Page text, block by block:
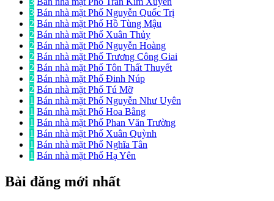
3 Bán nhà mặt Phố Nguyễn Quốc Trị
2 Bán nhà mặt Phố Hồ Tùng Mậu
2 Bán nhà mặt Phố Xuân Thủy
2 Bán nhà mặt Phố Nguyễn Hoàng
2 Bán nhà mặt Phố Trương Công Giai
2 Bán nhà mặt Phố Tôn Thất Thuyết
2 Bán nhà mặt Phố Đinh Núp
2 Bán nhà mặt Phố Tú Mỡ
1 Bán nhà mặt Phố Nguyễn Như Uyên
1 Bán nhà mặt Phố Hoa Bằng
1 Bán nhà mặt Phố Phan Văn Trường
1 Bán nhà mặt Phố Xuân Quỳnh
1 Bán nhà mặt Phố Nghĩa Tân
1 Bán nhà mặt Phố Hạ Yên
Bài đăng mới nhất